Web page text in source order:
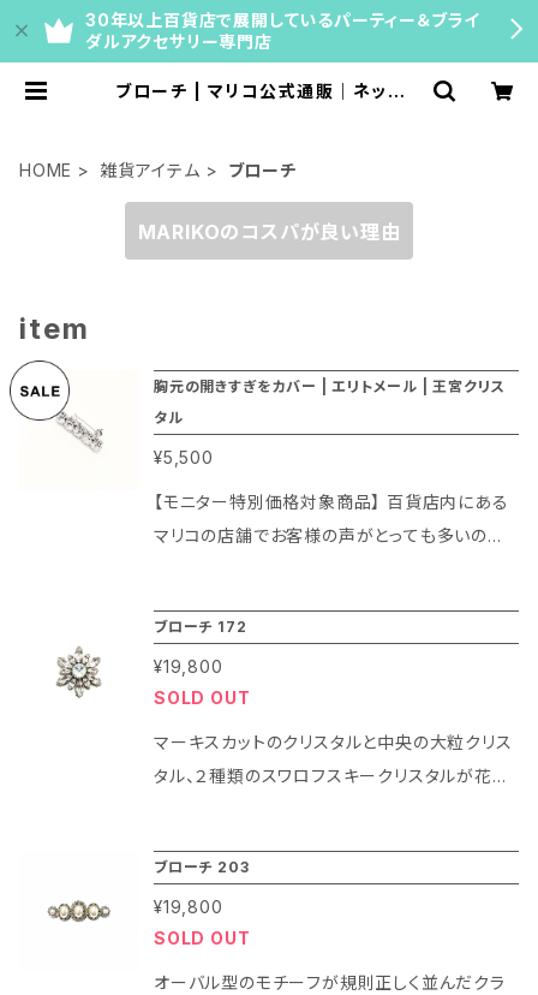
30年以上百貨店で展開しているパーティー＆ブライ
ダルアクセサリー専門店
ブローチ | マリコ公式通販｜ネックレ
HOME
雑貨アイテム ブローチ
MARIKOのコスパが良い理由
item
胸元の開きすぎをカバー | エリトメール | 王宮クリス
タル
¥5,500
【モニター特別価格対象商品】 百貨店内にある
マリコの店舗でお客様の声がとっても多いのが
開いていて嫌だ。でも縫い付けたりするのは面
倒。どうしたらよいの？」です。 実は今までそうし
たお客様には安全ピン（ストールピン）やブロー
チを代用品としてご案内してきました。お客様も
それでご納得いただいてご購入いただいており
「ブローチだと重くて薄い生地の洋服だとつける
のが怖い、下を向いてしまったりする」。また「安
全ピンを買ったけど針が太くて長いのですごく大
きな穴が空いてしまう。もっとブローチのような
ブローチ 172
¥19,800
SOLD OUT
マーキスカットのクリスタルと中央の大粒クリス
タル、２種類のスワロフスキークリスタルが花や
はセーターやジャケットの胸元を飾るのは勿論、
マフラーやストール等と組み合わせて使用する
とまた違った印象でお楽しみ頂く事が出来ます
よ！ また、ネックレスチェーンを通す事が出来ま
ブローチ 203
¥19,800
SOLD OUT
オーバル型のモチーフが規則正しく並んだクラ